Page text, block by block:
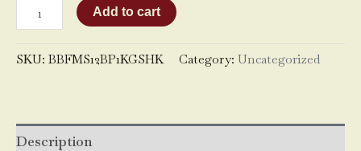
Add to cart
SKU: BBFMS12BP1KGSHK Category: Uncategorized
Description